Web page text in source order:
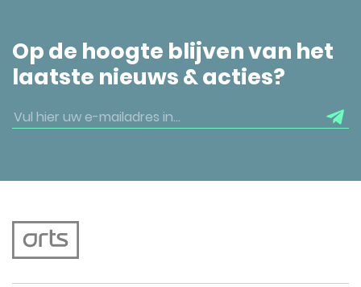
Op de hoogte blijven van het
laatste nieuws & acties?